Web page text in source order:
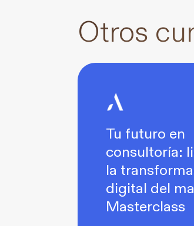
Otros
Tu futuro en
consultoría:
la
digital del
Masterclass